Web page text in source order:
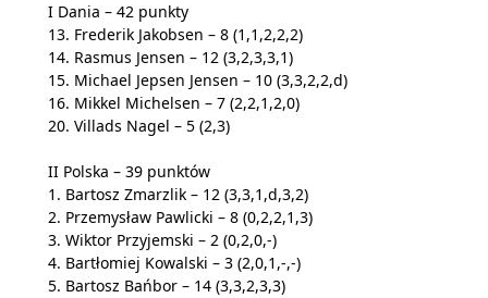
I Dania – 42 punkty
13. Frederik Jakobsen – 8 (1,1,2,2,2)
14. Rasmus Jensen – 12 (3,2,3,3,1)
15. Michael Jepsen Jensen – 10 (3,3,2,2,d)
16. Mikkel Michelsen – 7 (2,2,1,2,0)
20. Villads Nagel – 5 (2,3)
II Polska – 39 punktów
1. Bartosz Zmarzlik – 12 (3,3,1,d,3,2)
2. Przemysław Pawlicki – 8 (0,2,2,1,3)
3. Wiktor Przyjemski – 2 (0,2,0,-)
4. Bartłomiej Kowalski – 3 (2,0,1,-,-)
5. Bartosz Bańbor – 14 (3,3,2,3,3)